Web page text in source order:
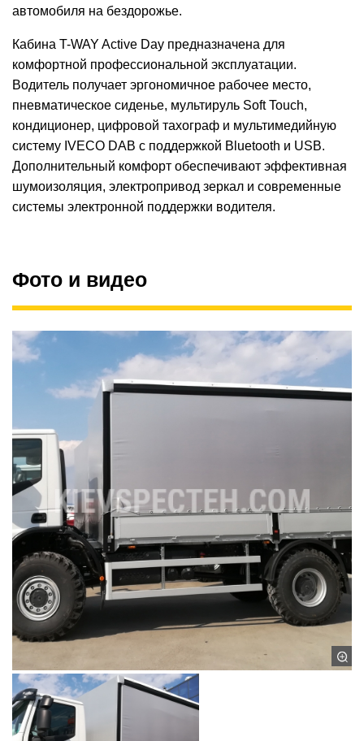
автомобиля на бездорожье.
Кабина T-WAY Active Day предназначена для
комфортной профессиональной эксплуатации.
Водитель получает эргономичное рабочее место,
пневматическое сиденье, мультируль Soft Touch,
кондиционер, цифровой тахограф и мультимедийную
систему IVECO DAB с поддержкой Bluetooth и USB.
Дополнительный комфорт обеспечивают эффективная
шумоизоляция, электропривод зеркал и современные
системы электронной поддержки водителя.
Фото и видео